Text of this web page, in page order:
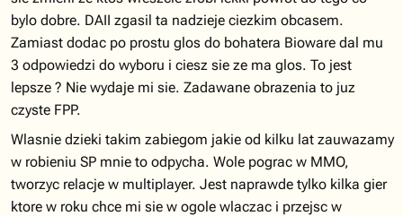
bylo dobre. DAII zgasil ta nadzieje ciezkim obcasem.
Zamiast dodac po prostu glos do bohatera Bioware dal mu
3 odpowiedzi do wyboru i ciesz sie ze ma glos. To jest
lepsze ? Nie wydaje mi sie. Zadawane obrazenia to juz
czyste FPP.
Wlasnie dzieki takim zabiegom jakie od kilku lat zauwazamy
w robieniu SP mnie to odpycha. Wole pograc w MMO,
tworzyc relacje w multiplayer. Jest naprawde tylko kilka gier
ktore w roku chce mi sie w ogole wlaczac i przejsc w